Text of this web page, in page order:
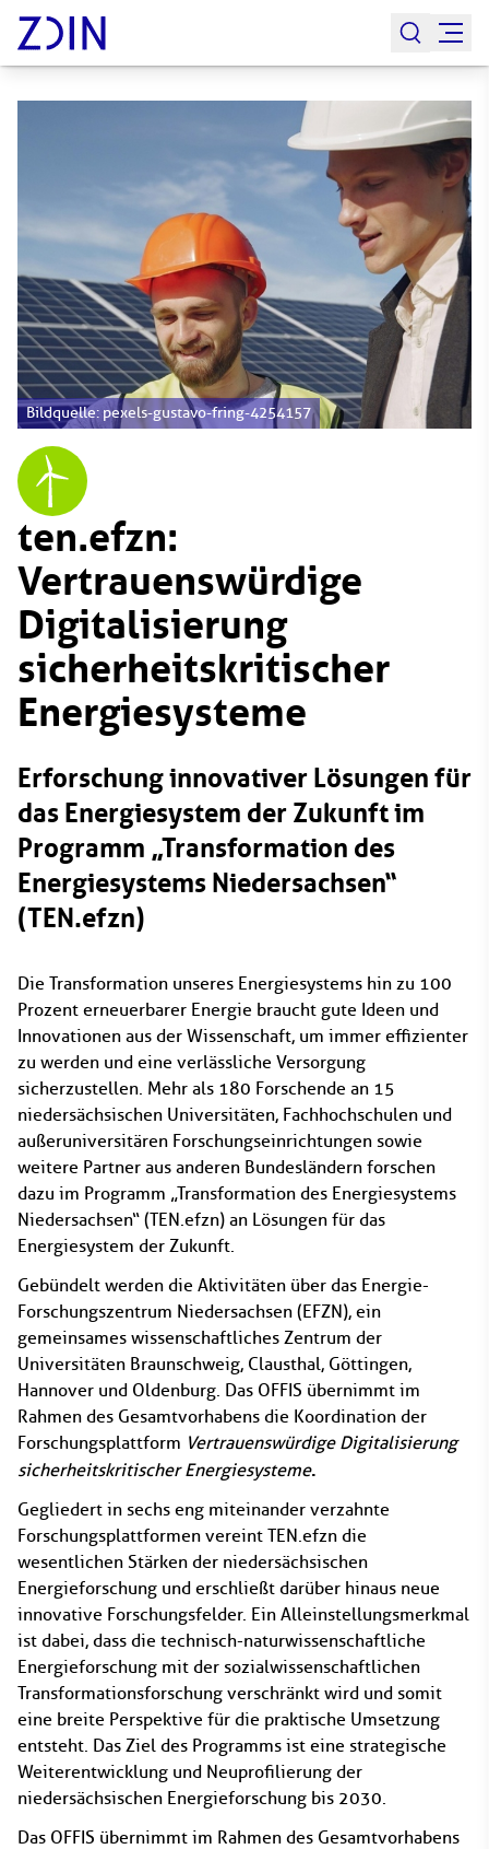
Bildquelle: pexels-gustavo-fring-4254157
ten.efzn:
Vertrauenswürdige
Digitalisierung
sicherheitskritischer
Energiesysteme
Erforschung innovativer Lösungen für
das Energiesystem der Zukunft im
Programm „Transformation des
Energiesystems Niedersachsen“
(TEN.efzn)
Die Transformation unseres Energiesystems hin zu 100
Prozent erneuerbarer Energie braucht gute Ideen und
Innovationen aus der Wissenschaft, um immer effizienter
zu werden und eine verlässliche Versorgung
sicherzustellen. Mehr als 180 Forschende an 15
niedersächsischen Universitäten, Fachhochschulen und
außeruniversitären Forschungseinrichtungen sowie
weitere Partner aus anderen Bundesländern forschen
dazu im Programm „Transformation des Energiesystems
Niedersachsen“ (TEN.efzn) an Lösungen für das
Energiesystem der Zukunft.
Gebündelt werden die Aktivitäten über das Energie-
Forschungszentrum Niedersachsen (EFZN), ein
gemeinsames wissenschaftliches Zentrum der
Universitäten Braunschweig, Clausthal, Göttingen,
Hannover und Oldenburg. Das OFFIS übernimmt im
Rahmen des Gesamtvorhabens die Koordination der
Forschungsplattform Vertrauenswürdige Digitalisierung
sicherheitskritischer Energiesysteme.
Gegliedert in sechs eng miteinander verzahnte
Forschungsplattformen vereint TEN.efzn die
wesentlichen Stärken der niedersächsischen
Energieforschung und erschließt darüber hinaus neue
innovative Forschungsfelder. Ein Alleinstellungsmerkmal
ist dabei, dass die technisch-naturwissenschaftliche
Energieforschung mit der sozialwissenschaftlichen
Transformationsforschung verschränkt wird und somit
eine breite Perspektive für die praktische Umsetzung
entsteht. Das Ziel des Programms ist eine strategische
Weiterentwicklung und Neuprofilierung der
niedersächsischen Energieforschung bis 2030.
Das OFFIS übernimmt im Rahmen des Gesamtvorhabens